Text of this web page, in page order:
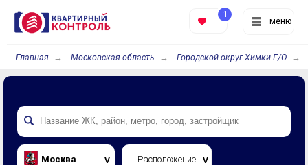
меню
1
Главная Московская область Городской округ Химки Г/О
Москва Расположение